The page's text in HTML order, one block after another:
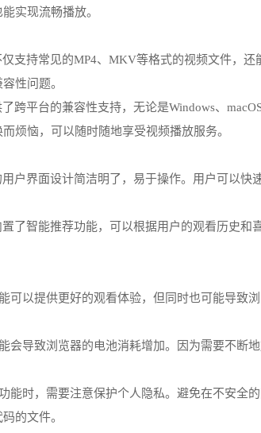
实现流畅播放。
支持常见的MP4、MKV等格式的视频文件，
性问题。
跨平台的兼容性支持，无论是Windows、
烦恼，可以随时随地享受视频播放服务。
户界面设计简洁明了，易于操作。用户可以
了智能推荐功能，可以根据用户的观看历史
可以提供更好的观看体验，但同时也可能导致
会导致浏览器的电池消耗增加。因为需要不断
能时，需要注意保护个人隐私。避免在不安全
的文件。